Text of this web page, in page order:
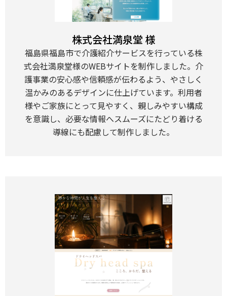
株式会社満泉堂 様
福島県福島市で介護紹介サービスを行っている株
式会社満泉堂様のWEBサイトを制作しました。介
護事業の安心感や信頼感が伝わるよう、やさしく
温かみのあるデザインに仕上げています。利用者
様やご家族にとって見やすく、親しみやすい構成
を意識し、必要な情報へスムーズにたどり着ける
導線にも配慮して制作しました。